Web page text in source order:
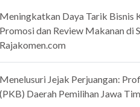
Daya Tarik Bisnis
dan Review Makanan di
Jejak Perjuangan:
Daerah Pemilihan Jawa